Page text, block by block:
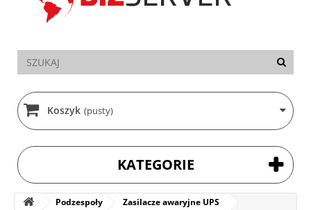
Koszyk (pusty)
KATEGORIE
Podzespoły
Zasilacze awaryjne UPS